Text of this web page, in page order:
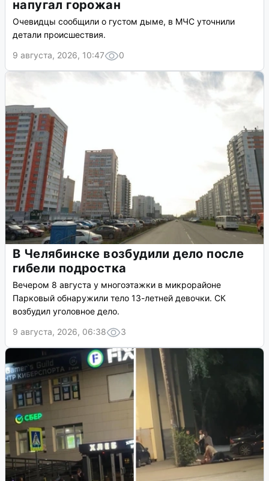
напугал горожан
Очевидцы сообщили о густом дыме, в МЧС уточнили
детали происшествия.
9 августа, 2026, 10:47
0
В Челябинске возбудили дело после
гибели подростка
Вечером 8 августа у многоэтажки в микрорайоне
Парковый обнаружили тело 13-летней девочки. СК
возбудил уголовное дело.
9 августа, 2026, 06:38
3